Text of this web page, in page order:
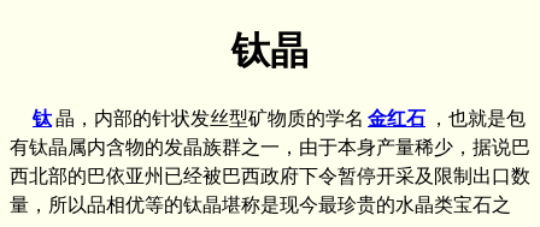
钛晶
钛晶，内部的针状发丝型矿物质的学名 金红石 ，也就是包
有钛晶属内含物的发晶族群之一，由于本身产量稀少，据说巴
西北部的巴依亚州已经被巴西政府下令暂停开采及限制出口数
量，所以品相优等的钛晶堪称是现今最珍贵的水晶类宝石之